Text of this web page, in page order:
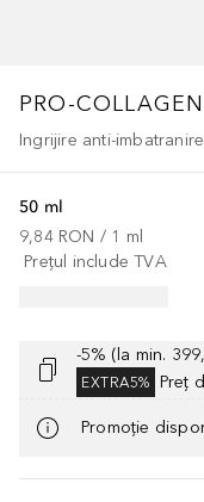
PRO-
Ingrijire anti-imbatranire
50 ml
9,84 RON / 1 ml
Prețul include TVA
-5% (la min.
EXTRA5% Preț
Promoție